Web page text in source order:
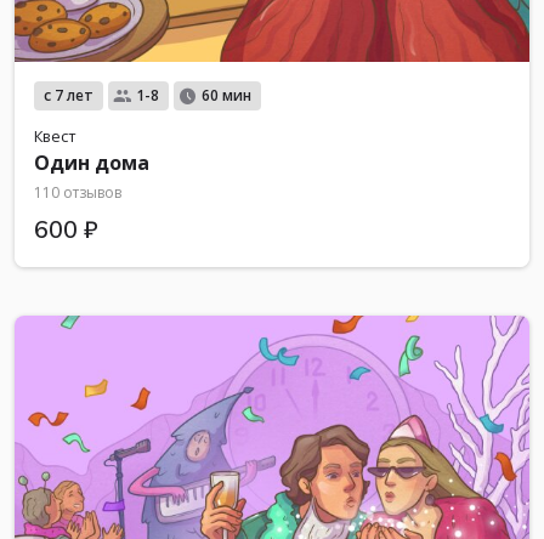
с 7 лет 1-8 60 мин
Квест
Один дома
110 отзывов
600 ₽